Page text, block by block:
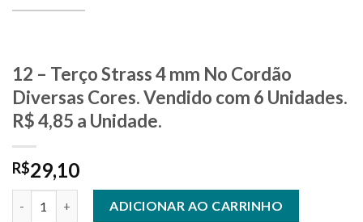
12 – Terço Strass 4 mm No Cordão
Diversas Cores. Vendido com 6 Unidades.
R$ 4,85 a Unidade.
R$29,10
12 - Terço Strass 4 mm No Cordão Diversas Cores. Vendido
ADICIONAR AO CARRINHO